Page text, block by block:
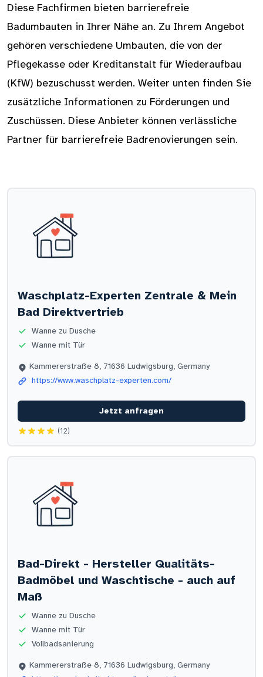
Diese Fachfirmen bieten barrierefreie
Badumbauten in Ihrer Nähe an. Zu Ihrem Angebot
gehören verschiedene Umbauten, die von der
Pflegekasse oder Kreditanstalt für Wiederaufbau
(KfW) bezuschusst werden. Weiter unten finden Sie
zusätzliche Informationen zu Förderungen und
Zuschüssen. Diese Anbieter können verlässliche
Partner für barrierefreie Badrenovierungen sein.
Waschplatz-Experten Zentrale & Mein
Bad Direktvertrieb
Wanne zu Dusche
Wanne mit Tür
Kammererstraße 8, 71636 Ludwigsburg, Germany
https://www.waschplatz-experten.com/
Jetzt anfragen
(12)
Bad-Direkt - Hersteller Qualitäts-
Badmöbel und Waschtische - auch auf
Maß
Wanne zu Dusche
Wanne mit Tür
Vollbadsanierung
Kammererstraße 8, 71636 Ludwigsburg, Germany